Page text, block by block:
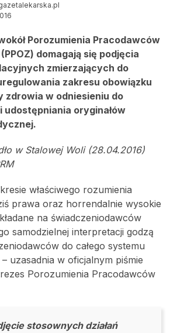
Porozumienia Pracodawców
domagają się podjęcia
zmierzających do
zakresu obowiązku
zdrowia w odniesieniu do
oryginałów
w Stalowej Woli (28.04.2016)
właściwego rozumienia
prawa oraz horrendalnie wysokie
na świadczeniodawców
samodzielnej interpretacji godzą
do całego systemu
uzasadnia w oficjalnym piśmie
Porozumienia Pracodawców
stosownych działań